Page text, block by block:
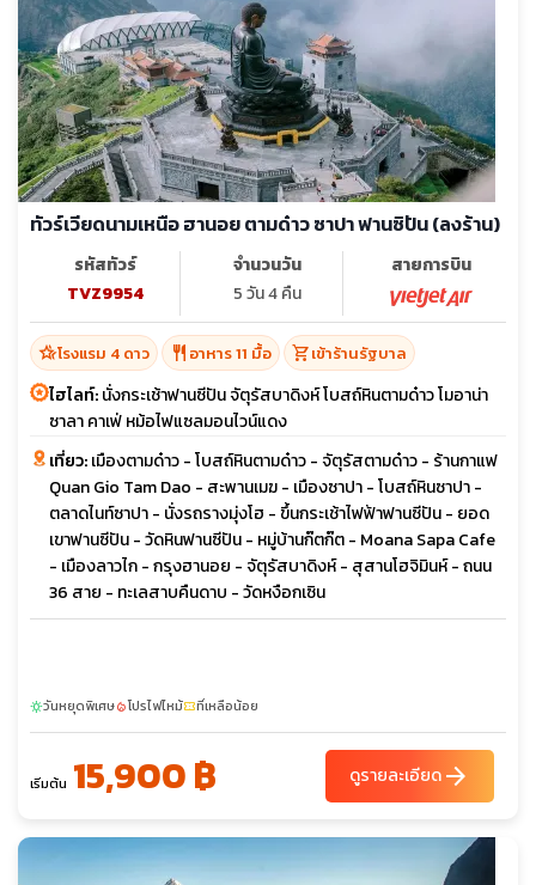
ทัวร์เวียดนามเหนือ ฮานอย ตามด๋าว ซาปา ฟานซิปัน (ลงร้าน)
รหัสทัวร์
TVZ9954
จำนวนวัน
5 วัน 4 คืน
สายการบิน
hotel_classโรงแรม 4 ดาว restaurant อาหาร 11 มื้อ shopping_cartเข้าร้านรัฐบาล
ไฮไลท์:นั่งกระเช้าฟานซีปัน จัตุรัสบาดิงห์ โบสถ์หินตามด๋าว โมอาน่า
ซาลา คาเฟ่ หม้อไฟแซลมอนไวน์แดง
เที่ยว:เมืองตามด๋าว - โบสถ์หินตามด๋าว - จัตุรัสตามด๋าว - ร้านกาแฟ
Quan Gio Tam Dao - สะพานเมฆ - เมืองซาปา - โบสถ์หินซาปา -
ตลาดไนท์ซาปา - นั่งรถรางมุ่งโฮ - ขึ้นกระเช้าไฟฟ้าฟานซีปัน - ยอด
เขาฟานซีปัน - วัดหินฟานซีปัน - หมู่บ้านก๊ตก๊ต - Moana Sapa Cafe
- เมืองลาวไก - กรุงฮานอย - จัตุรัสบาดิงห์ - สุสานโฮจิมินห์ - ถนน
36 สาย - ทะเลสาบคืนดาบ - วัดหงือกเซิน
sunnyวันหยุดพิเศษlocal_fire_departmentโปรไฟไหม้confirmation_numberที่เหลือน้อย
เริ่มต้น 15,900 ฿ ดูรายละเอียดarrow_forward